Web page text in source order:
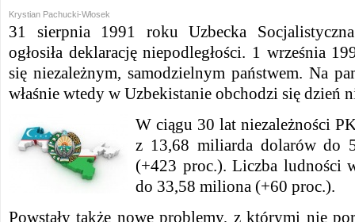
Krystian Pachucki-Włosek
31 sierpnia 1991 roku Uzbecka
ogłosiła deklarację niepodległości. 1 września
się niezależnym, samodzielnym państwem. Na
właśnie wtedy w Uzbekistanie obchodzi się dzień
W ciągu 30 lat niezależności
z 13,68 miliarda dolarów do
(+423 proc.). Liczba ludności
do 33,58 miliona (+60 proc.).
Powstały także nowe problemy, z którymi nie